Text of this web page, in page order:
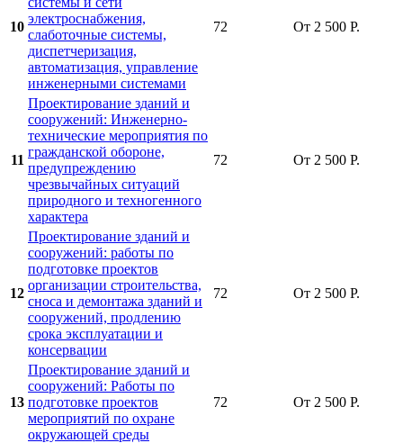
10
электроснабжения,
слаботочные системы,
диспетчеризация,
автоматизация, управление
инженерными системами
72 От 2 500 Р.
11
Проектирование зданий и
сооружений: Инженерно-
технические мероприятия по
гражданской обороне,
предупреждению
чрезвычайных ситуаций
природного и техногенного
характера
72 От 2 500 Р.
12
Проектирование зданий и
сооружений: работы по
подготовке проектов
организации строительства,
сноса и демонтажа зданий и
сооружений, продлению
срока эксплуатации и
консервации
72 От 2 500 Р.
13
Проектирование зданий и
сооружений: Работы по
подготовке проектов
мероприятий по охране
окружающей среды
72 От 2 500 Р.